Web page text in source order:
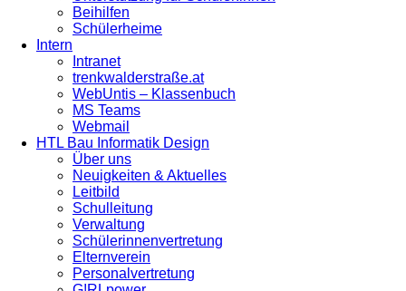
Beihilfen
Schülerheime
Intern
Intranet
trenkwalderstraße.at
WebUntis – Klassenbuch
MS Teams
Webmail
HTL Bau Informatik Design
Über uns
Neuigkeiten & Aktuelles
Leitbild
Schulleitung
Verwaltung
Schülerinnenvertretung
Elternverein
Personalvertretung